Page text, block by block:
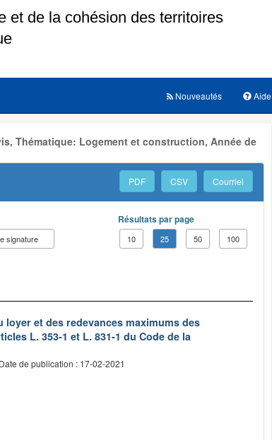
Aide
Nouveautés
Thématique: Logement et construction, Année de
PDF CSV Courriel
signature
Résultats par page
10 25 50 100
et des redevances maximums des
L. 353-1 et L. 831-1 du Code de la
Date de publication : 17-02-2021